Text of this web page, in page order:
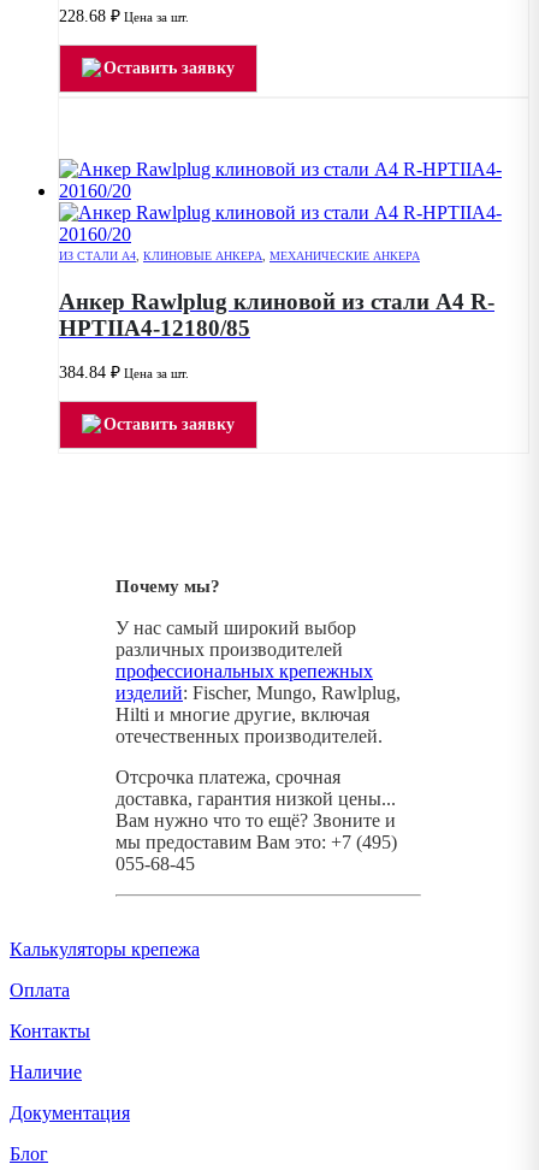
228.68 ₽ Цена за шт.
Оставить заявку
ИЗ СТАЛИ А4, КЛИНОВЫЕ АНКЕРА, МЕХАНИЧЕСКИЕ АНКЕРА
Анкер Rawlplug клиновой из стали А4 R-
HPTIIA4-12180/85
384.84 ₽ Цена за шт.
Оставить заявку
Почему мы?
У нас самый широкий выбор
различных производителей
профессиональных крепежных
изделий: Fischer, Mungo, Rawlplug,
Hilti и многие другие, включая
отечественных производителей.
Отсрочка платежа, срочная
доставка, гарантия низкой цены...
Вам нужно что то ещё? Звоните и
мы предоставим Вам это: +7 (495)
055-68-45
Калькуляторы крепежа
Оплата
Контакты
Наличие
Документация
Блог